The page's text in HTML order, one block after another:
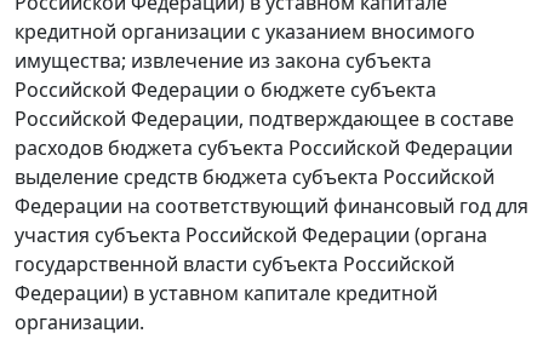
кредитной организации с указанием вносимого
имущества; извлечение из закона субъекта
Российской Федерации о бюджете субъекта
Российской Федерации, подтверждающее в составе
расходов бюджета субъекта Российской Федерации
выделение средств бюджета субъекта Российской
Федерации на соответствующий финансовый год для
участия субъекта Российской Федерации (органа
государственной власти субъекта Российской
Федерации) в уставном капитале кредитной
организации.